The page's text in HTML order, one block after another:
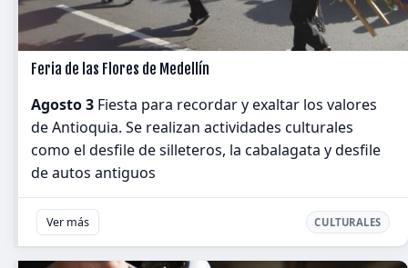
Feria de las Flores de Medellín
Agosto 3 Fiesta para recordar y exaltar los valores
de Antioquia. Se realizan actividades culturales
como el desfile de silleteros, la cabalagata y desfile
de autos antiguos
Ver más CULTURALES